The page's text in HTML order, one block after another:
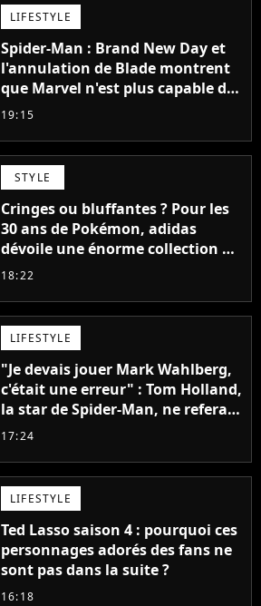
LIFESTYLE
Spider-Man : Brand New Day et
l'annulation de Blade montrent
que Marvel n'est plus capable de
faire quoi que ce soit de simple
19:15
STYLE
Cringes ou bluffantes ? Pour les
30 ans de Pokémon, adidas
dévoile une énorme collection de
sneakers et je ne sais pas quoi en
18:22
LIFESTYLE
"Je devais jouer Mark Wahlberg,
c'était une erreur" : Tom Holland,
la star de Spider-Man, ne referait
pas ce blockbuster
17:24
LIFESTYLE
Ted Lasso saison 4 : pourquoi ces
personnages adorés des fans ne
sont pas dans la suite ?
16:18